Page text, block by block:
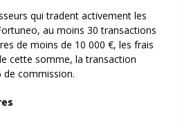
qui tradent activement les
au moins 30 transactions
de moins de 10 000 €, les frais
cette somme, la transaction
de commission.